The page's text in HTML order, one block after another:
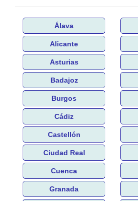
Álava
Alicante
Asturias
Badajoz
Burgos
Cádiz
Castellón
Ciudad Real
Cuenca
Granada